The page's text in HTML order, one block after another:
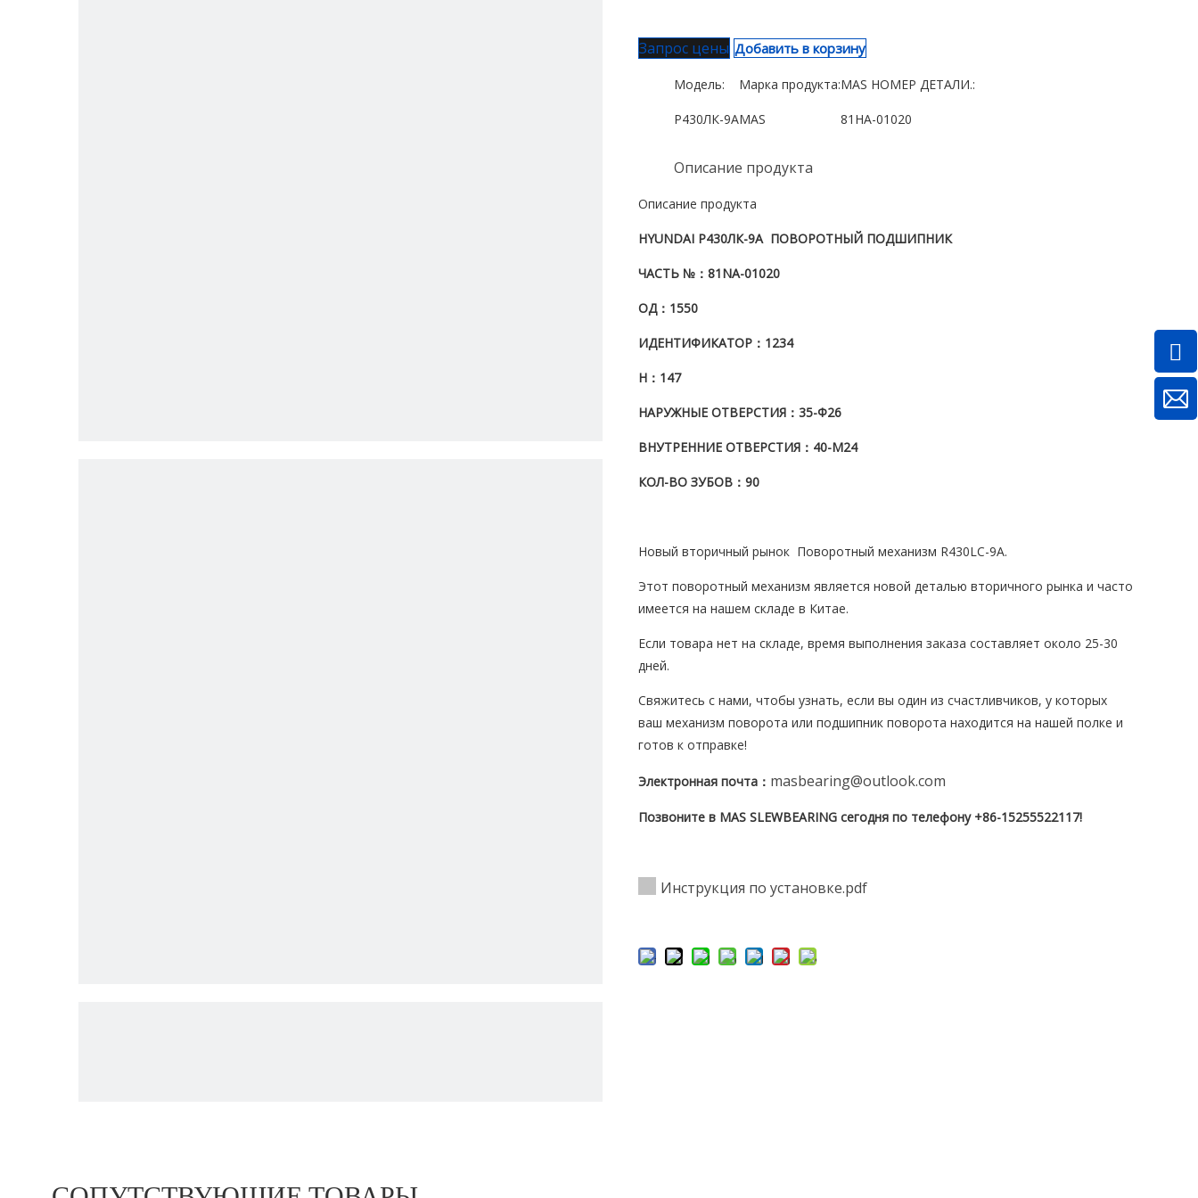
Запрос цены Добавить в корзину
Модель:
Р430ЛК-9А
Марка продукта:
MAS
MAS НОМЕР ДЕТАЛИ.:
81НА-01020
Описание продукта
Описание продукта
HYUNDAI Р430ЛК-9А ПОВОРОТНЫЙ ПОДШИПНИК
ЧАСТЬ № ：81NA-01020
ОД：1550
ИДЕНТИФИКАТОР ：1234
H ：147
НАРУЖНЫЕ ОТВЕРСТИЯ ：35-Φ26
ВНУТРЕННИЕ ОТВЕРСТИЯ ：40-М24
КОЛ-ВО ЗУБОВ ：90
Новый вторичный рынок Поворотный механизм R430LC-9A.
Этот поворотный механизм является новой деталью вторичного рынка и часто
имеется на нашем складе в Китае.
Если товара нет на складе, время выполнения заказа составляет около 25-30
дней.
Свяжитесь с нами, чтобы узнать, если вы один из счастливчиков, у которых
ваш механизм поворота или подшипник поворота находится на нашей полке и
готов к отправке!
Электронная почта ： masbearing@outlook.com
Позвоните в MAS SLEWBEARING сегодня по телефону +86-15255522117!
Инструкция по установке.pdf